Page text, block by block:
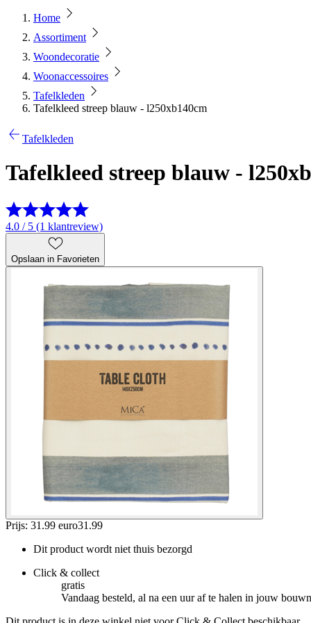
Home
Assortiment
Woondecoratie
Woonaccessoires
Tafelkleden
Tafelkleed streep blauw - l250xb140cm
Tafelkleden
Tafelkleed streep blauw -
4.0 / 5 (1 klantreview)
Opslaan in Favorieten
Prijs: 31.99 euro31 .99
Dit product wordt niet thuis bezorgd
Click & collect
gratis
Vandaag besteld, al na een uur af te halen in jouw